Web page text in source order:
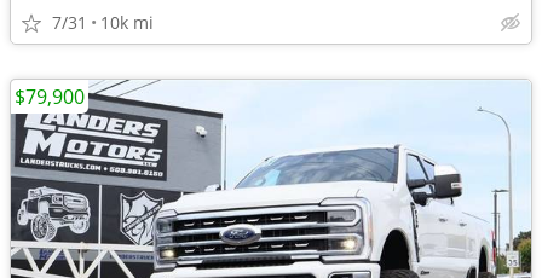
7/31 10k mi
$79,900